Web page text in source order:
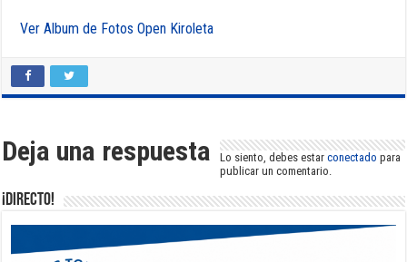
Ver Album de Fotos Open Kiroleta
Deja una respuesta Lo siento, debes estarconectado para
publicar un comentario.
¡DIRECTO!